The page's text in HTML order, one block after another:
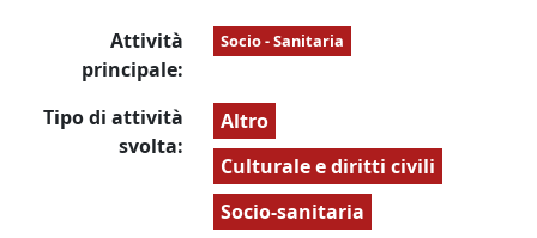
Attività
principale:
Socio - Sanitaria
Tipo di attività
svolta:
Altro
Culturale e diritti civili
Socio-sanitaria